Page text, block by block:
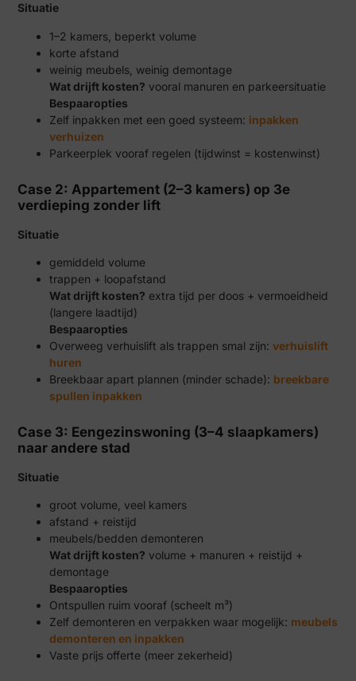
Situatie
1–2 kamers, beperkt volume
korte afstand
weinig meubels, weinig demontage
Wat drijft kosten? vooral manuren en parkeersituatie
Bespaaropties
Zelf inpakken met een goed systeem: inpakken
verhuizen
Parkeerplek vooraf regelen (tijdwinst = kostenwinst)
Case 2: Appartement (2–3 kamers) op 3e
verdieping zonder lift
Situatie
gemiddeld volume
trappen + loopafstand
Wat drijft kosten? extra tijd per doos + vermoeidheid
(langere laadtijd)
Bespaaropties
Overweeg verhuislift als trappen smal zijn:verhuislift
huren
Breekbaar apart plannen (minder schade): breekbare
spullen inpakken
Case 3: Eengezinswoning (3–4 slaapkamers)
naar andere stad
Situatie
groot volume, veel kamers
afstand + reistijd
meubels/bedden demonteren
Wat drijft kosten? volume + manuren + reistijd +
demontage
Bespaaropties
Ontspullen ruim vooraf (scheelt m³)
Zelf demonteren en verpakken waar mogelijk: meubels
demonteren en inpakken
Vaste prijs offerte (meer zekerheid)